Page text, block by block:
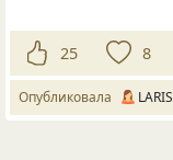
25 8
Опубликовала